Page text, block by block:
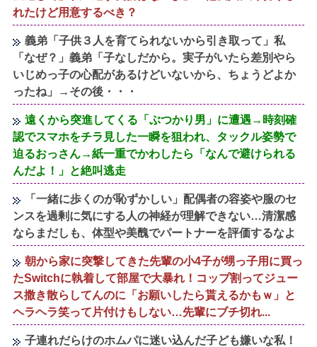
れたけど用意するべき？
義弟「子供３人を育てられないから引き取って」私
「なぜ？」義弟「子なしだから。実子がいたら差別やら
いじめっ子の心配があるけどいないから、ちょうどよか
ったね」→その後・・・
遠くから突進してくる「ぶつかり男」に遭遇→時刻確
認でスマホをチラ見した一瞬を狙われ、タックル姿勢で
迫るおっさん→紙一重でかわしたら「なんで避けられる
んだよ！」と絶叫逃走
「一緒に歩くのが恥ずかしい」配偶者の容姿や服のセ
ンスを過剰に気にする人の神経が理解できない…清潔感
ならまだしも、体型や美醜でパートナーを評価するなよ
朝から家に突撃してきた先輩の小4子が甥っ子用に買っ
たSwitchに執着して部屋で大暴れ！コップ割ってジュー
ス撒き散らしてんのに「お願いしたら貰えるかもｗ」と
ヘラヘラ笑って片付けもしない…先輩にブチ切れ...
子連れだらけのホムパに迷い込んだ子ども嫌いな私！